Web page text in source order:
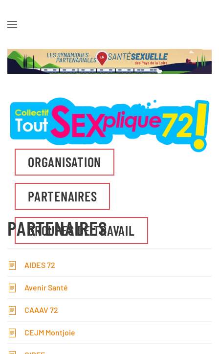
ORGANISATION
PARTENAIRES
GROUPES DE TRAVAIL
PARTENAIRES
AIDES 72
Avenir Santé
CAAAV 72
CEJM Montjoie